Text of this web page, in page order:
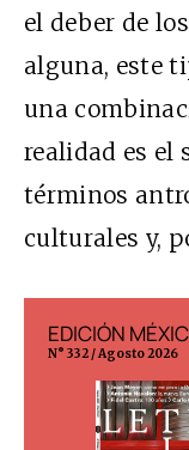
el deber de
alguna, este
una
realidad es el
términos
culturales y,
EDICIÓN
N° 332 / Agosto 2026